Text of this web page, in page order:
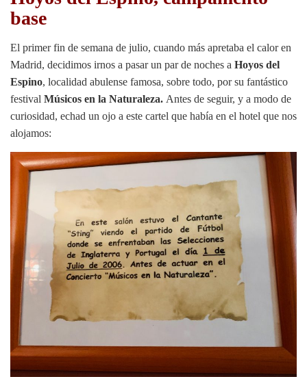
base
El primer fin de semana de julio, cuando más apretaba el calor en
Madrid, decidimos irnos a pasar un par de noches a Hoyos del
Espino, localidad abulense famosa, sobre todo, por su fantástico
festival Músicos en la Naturaleza. Antes de seguir, y a modo de
curiosidad, echad un ojo a este cartel que había en el hotel que nos
alojamos: